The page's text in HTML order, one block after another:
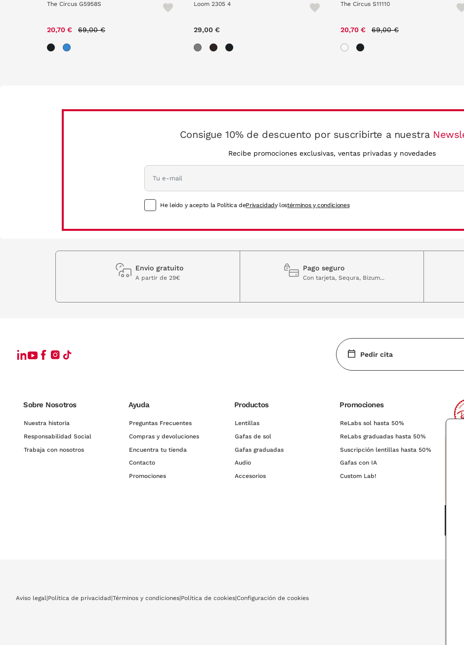
The Circus G5958S
20,70 € 69,00 €
Loom 2305 4
29,00 €
The Circus S11110
20,70 € 69,00 €
Consigue 10% de descuento por suscribirte a nuestra
Recibe promociones exclusivas, ventas privadas y novedades
He leído y acepto la Política dePrivacidady lostérminos y condiciones
Envio gratuito
A partir de 29€
Pago seguro
Con tarjeta, Sequra, Bizum...
Pedir cita
Sobre Nosotros
Nuestra historia
Responsabilidad Social
Trabaja con nosotros
Ayuda
Preguntas Frecuentes
Compras y devoluciones
Encuentra tu tienda
Contacto
Promociones
Productos
Lentillas
Gafas de sol
Gafas graduadas
Audio
Accesorios
Promociones
ReLabs sol hasta 50%
ReLabs graduadas hasta 50%
Suscripción lentillas hasta 50%
Gafas con IA
Custom Lab!
Aviso legal|Política de privacidad |Términos y condiciones|Política de cookies|Configuración de cookies